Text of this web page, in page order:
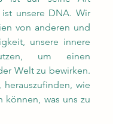
unsere DNA. Wir
von anderen und
unsere innere
um einen
Welt zu bewirken.
herauszufinden, wie
können, was uns zu